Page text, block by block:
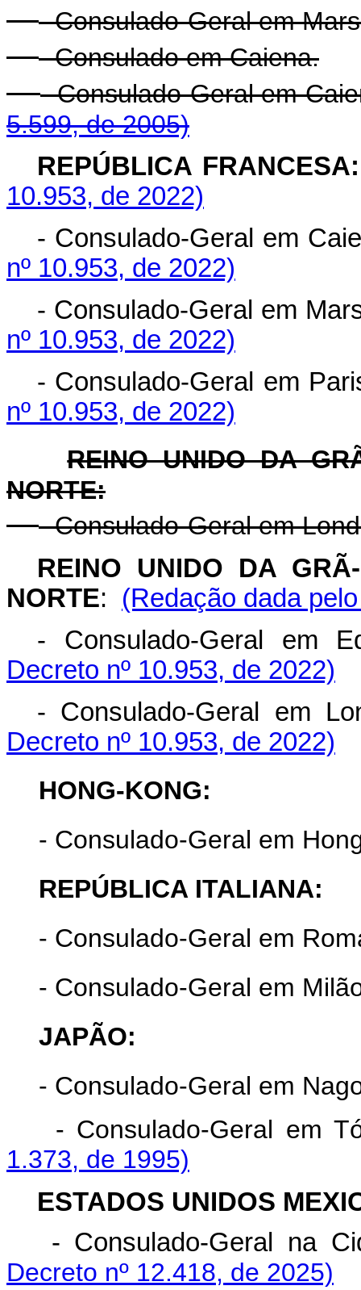
- Consulado-Geral em
- Consulado em Caiena.
- Consulado-Geral em
5.599, de 2005)
REPÚBLICA FRANCESA:
10.953, de 2022)
- Consulado-Geral em
nº 10.953, de 2022)
- Consulado-Geral em
nº 10.953, de 2022)
- Consulado-Geral em
nº 10.953, de 2022)
REINO UNIDO DA
NORTE:
- Consulado-Geral em
REINO UNIDO DA
NORTE:
(Redação dada
- Consulado-Geral
Decreto nº 10.953, de 2022)
- Consulado-Geral
Decreto nº 10.953, de 2022)
HONG-KONG:
- Consulado-Geral em
REPÚBLICA ITALIANA:
- Consulado-Geral em
- Consulado-Geral em
JAPÃO:
- Consulado-Geral em
- Consulado-Geral
1.373, de 1995)
ESTADOS UNIDOS
- Consulado-Geral na
Decreto nº 12.418, de 2025)